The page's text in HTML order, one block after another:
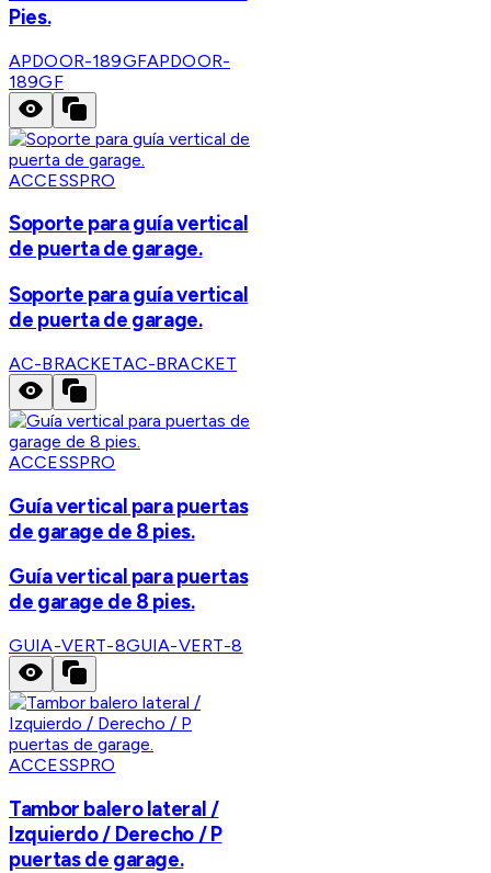
Pies.
APDOOR-189GFAPDOOR-
189GF
ACCESSPRO
Soporte para guía vertical
de puerta de garage.
Soporte para guía vertical
de puerta de garage.
AC-BRACKETAC-BRACKET
ACCESSPRO
Guía vertical para puertas
de garage de 8 pies.
Guía vertical para puertas
de garage de 8 pies.
GUIA-VERT-8GUIA-VERT-8
ACCESSPRO
Tambor balero lateral /
Izquierdo / Derecho / P
puertas de garage.